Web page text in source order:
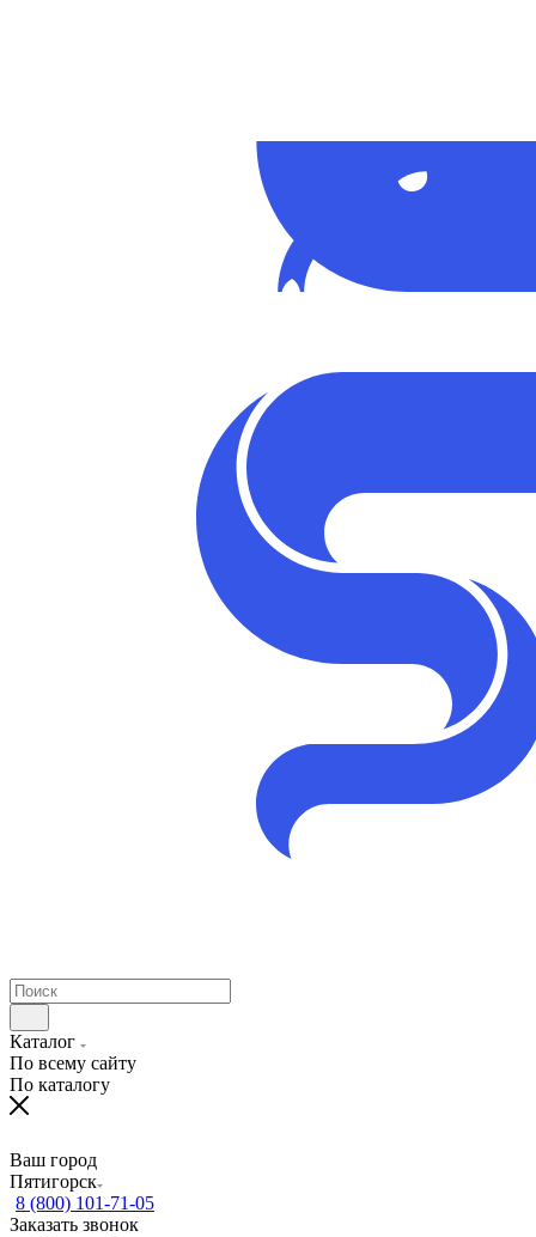
Каталог
По всему сайту
По каталогу
Ваш город
Пятигорск
8 (800) 101-71-05
Заказать звонок